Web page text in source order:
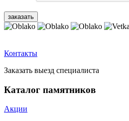
Контакты
Заказать выезд специалиста
Каталог памятников
Акции